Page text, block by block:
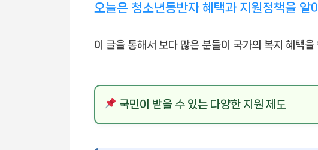
오늘은 청소년동반자 혜택과 지원정책을 알
이 글을 통해서 보다 많은 분들이 국가의 복지 혜택을
국민이 받을 수 있는 다양한 지원 제도